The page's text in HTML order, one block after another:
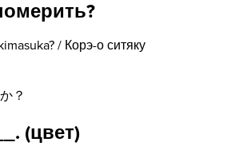
/ Корэ-о ситяку
？
(цвет)